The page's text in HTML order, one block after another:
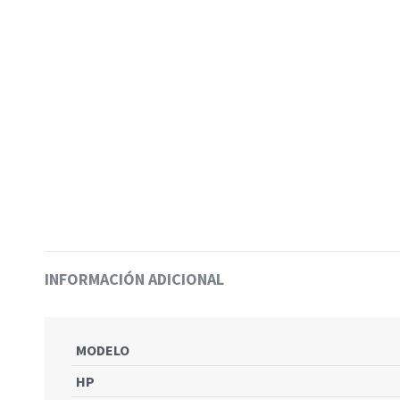
INFORMACIÓN ADICIONAL
MODELO
HP